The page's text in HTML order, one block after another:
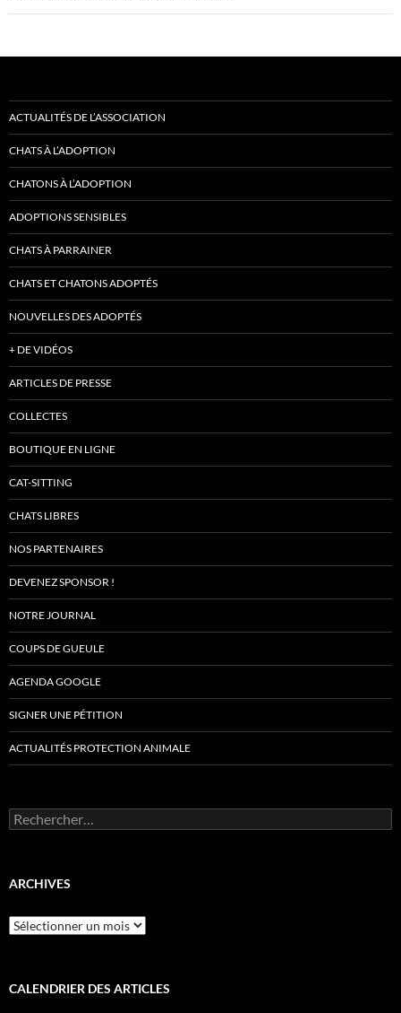
ACTUALITÉS DE L’ASSOCIATION
CHATS À L’ADOPTION
CHATONS À L’ADOPTION
ADOPTIONS SENSIBLES
CHATS À PARRAINER
CHATS ET CHATONS ADOPTÉS
NOUVELLES DES ADOPTÉS
+ DE VIDÉOS
ARTICLES DE PRESSE
COLLECTES
BOUTIQUE EN LIGNE
CAT-SITTING
CHATS LIBRES
NOS PARTENAIRES
DEVENEZ SPONSOR !
NOTRE JOURNAL
COUPS DE GUEULE
AGENDA GOOGLE
SIGNER UNE PÉTITION
ACTUALITÉS PROTECTION ANIMALE
Rechercher :
ARCHIVES
Archives
CALENDRIER DES ARTICLES